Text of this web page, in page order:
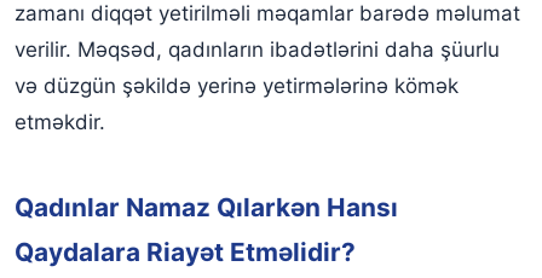
Dəstəmazın mərhələləri:
Namazın Rüknləri və Qadınlar üçün Fərqliliklər
Qadınlar üçün xüsusi məqamlar:
Namazın Ruhani və Fiziki Faydaları
Namazın faydaları:
zamanı diqqət yetirilməli məqamlar barədə məlumat
verilir. Məqsəd, qadınların ibadətlərini daha şüurlu
və düzgün şəkildə yerinə yetirmələrinə kömək
etməkdir.
Qadınlar Namaz Qılarkən Hansı
Qaydalara Riayət Etməlidir?